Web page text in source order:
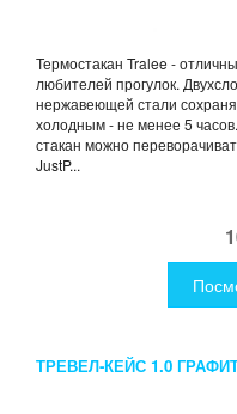
Термостакан Tralee -
любителей прогулок.
нержавеющей стали
холодным - не менее 5
стакан можно
JustP...
ТРЕВЕЛ-КЕЙС 1.0